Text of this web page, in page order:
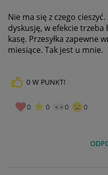
Nie ma się z czego
dyskusję, w efekcie
kasę. Przesyłka zapewne
miesiące. Tak jest u mnie.
0 W PUNKT!
0 0 0 0